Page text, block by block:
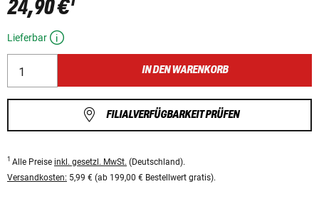
24,90 €
Lieferbar
IN DEN WARENKORB
FILIALVERFÜGBARKEIT PRÜFEN
1 Alle Preise inkl. gesetzl. MwSt. (Deutschland).
Versandkosten: 5,99 € (ab 199,00 € Bestellwert gratis).